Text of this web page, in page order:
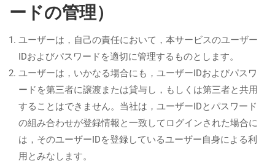
ードの管理）
ユーザーは，自己の責任において，本サービスのユーザー
IDおよびパスワードを適切に管理するものとします。
ユーザーは，いかなる場合にも，ユーザーIDおよびパスワ
ードを第三者に譲渡または貸与し，もしくは第三者と共用
することはできません。当社は，ユーザーIDとパスワード
の組み合わせが登録情報と一致してログインされた場合に
は，そのユーザーIDを登録しているユーザー自身による利
用とみなします。